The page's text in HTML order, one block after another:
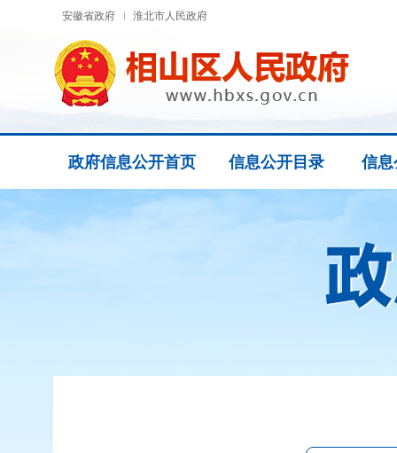
安徽省政府 淮北市人民政府
政府信息公开首页 信息公开目录 信息